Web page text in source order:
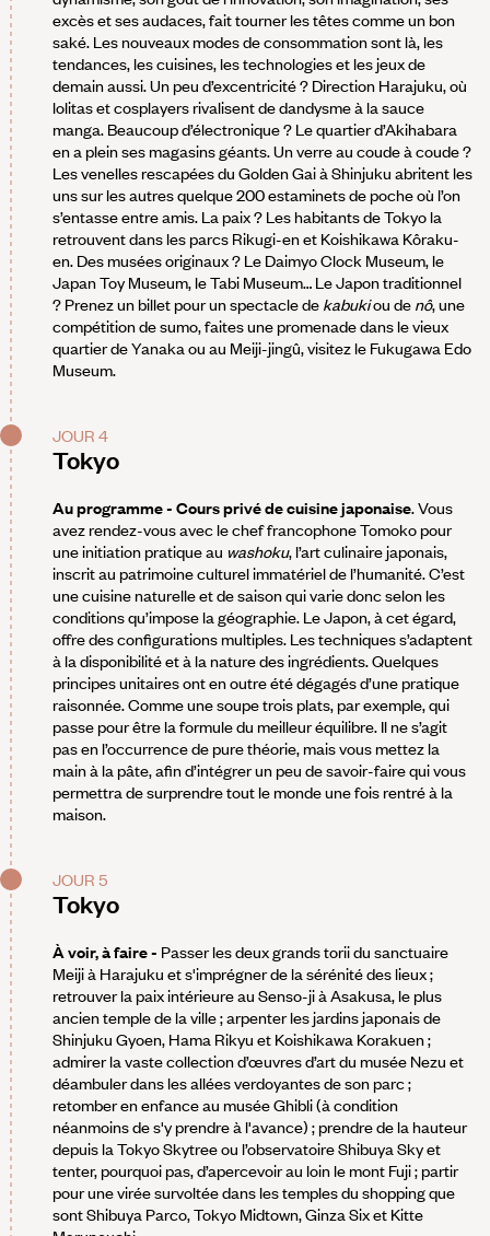
excès et ses audaces, fait tourner les têtes comme un bon
saké. Les nouveaux modes de consommation sont là, les
tendances, les cuisines, les technologies et les jeux de
demain aussi. Un peu d’excentricité ? Direction Harajuku, où
lolitas et cosplayers rivalisent de dandysme à la sauce
manga. Beaucoup d’électronique ? Le quartier d’Akihabara
en a plein ses magasins géants. Un verre au coude à coude ?
Les venelles rescapées du Golden Gai à Shinjuku abritent les
uns sur les autres quelque 200 estaminets de poche où l’on
s’entasse entre amis. La paix ? Les habitants de Tokyo la
retrouvent dans les parcs Rikugi-en et Koishikawa Kôraku-
en. Des musées originaux ? Le Daimyo Clock Museum, le
Japan Toy Museum, le Tabi Museum… Le Japon traditionnel
? Prenez un billet pour un spectacle de kabukiou de nô, une
compétition de sumo, faites une promenade dans le vieux
quartier de Yanaka ou au Meiji-jingû, visitez le Fukugawa Edo
Museum.
JOUR 4
Tokyo
Au programme - Cours privé de cuisine japonaise. Vous
avez rendez-vous avec le chef francophone Tomoko pour
une initiation pratique au washoku, l’art culinaire japonais,
inscrit au patrimoine culturel immatériel de l’humanité. C’est
une cuisine naturelle et de saison qui varie donc selon les
conditions qu’impose la géographie. Le Japon, à cet égard,
offre des configurations multiples. Les techniques s’adaptent
à la disponibilité et à la nature des ingrédients. Quelques
principes unitaires ont en outre été dégagés d’une pratique
raisonnée. Comme une soupe trois plats, par exemple, qui
passe pour être la formule du meilleur équilibre. Il ne s’agit
pas en l’occurrence de pure théorie, mais vous mettez la
main à la pâte, afin d’intégrer un peu de savoir-faire qui vous
permettra de surprendre tout le monde une fois rentré à la
maison.
JOUR 5
Tokyo
À voir, à faire - Passer les deux grands torii du sanctuaire
Meiji à Harajuku et s'imprégner de la sérénité des lieux ;
retrouver la paix intérieure au Senso-ji à Asakusa, le plus
ancien temple de la ville ; arpenter les jardins japonais de
Shinjuku Gyoen, Hama Rikyu et Koishikawa Korakuen ;
admirer la vaste collection d’œuvres d’art du musée Nezu et
déambuler dans les allées verdoyantes de son parc ;
retomber en enfance au musée Ghibli (à condition
néanmoins de s'y prendre à l'avance) ; prendre de la hauteur
depuis la Tokyo Skytree ou l’observatoire Shibuya Sky et
tenter, pourquoi pas, d’apercevoir au loin le mont Fuji ; partir
pour une virée survoltée dans les temples du shopping que
sont Shibuya Parco, Tokyo Midtown, Ginza Six et Kitte